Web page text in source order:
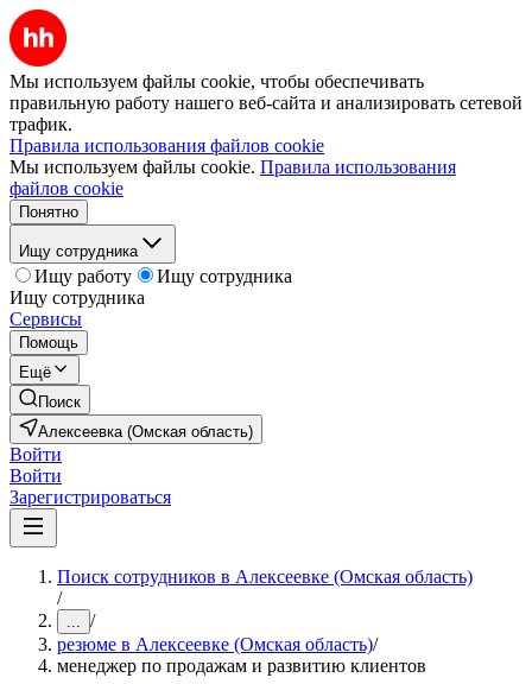
Мы используем файлы cookie, чтобы обеспечивать
правильную работу нашего веб-сайта и анализировать сетевой
трафик.
Правила использования файлов cookie
Мы используем файлы cookie. Правила использования
файлов cookie
Понятно
Ищу сотрудника
Ищу работу
Ищу сотрудника
Ищу сотрудника
Сервисы
Помощь
Ещё
Поиск
Алексеевка (Омская область)
Войти
Войти
Зарегистрироваться
Поиск сотрудников в Алексеевке (Омская область)
/
... /
резюме в Алексеевке (Омская область)/
менеджер по продажам и развитию клиентов